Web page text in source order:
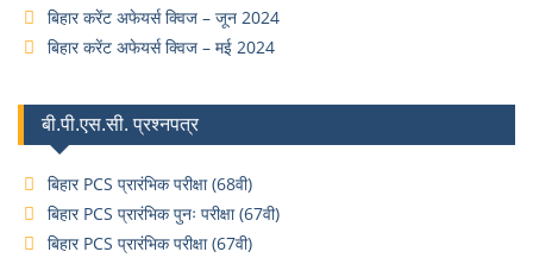
बिहार करेंट अफेयर्स क्विज – जून 2024
बिहार करेंट अफेयर्स क्विज – मई 2024
बी.पी.एस.सी. प्रश्नपत्र
बिहार PCS प्रारंभिक परीक्षा (68वी)
बिहार PCS प्रारंभिक पुनः परीक्षा (67वी)
बिहार PCS प्रारंभिक परीक्षा (67वी)